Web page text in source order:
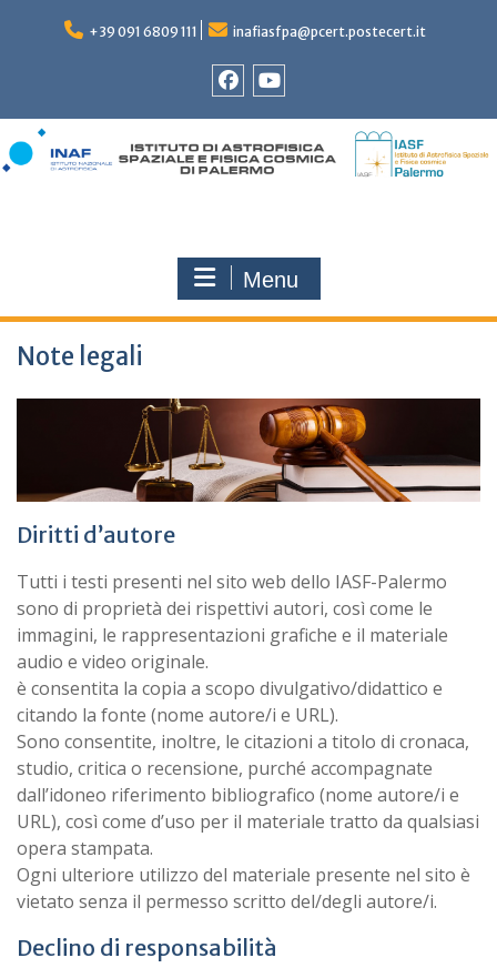
+39 091 6809 111 inafiasfpa@pcert.postecert.it
Menu
Note legali
Diritti d’autore
Tutti i testi presenti nel sito web dello IASF-Palermo
sono di proprietà dei rispettivi autori, così come le
immagini, le rappresentazioni grafiche e il materiale
audio e video originale.
è consentita la copia a scopo divulgativo/didattico e
citando la fonte (nome autore/i e URL).
Sono consentite, inoltre, le citazioni a titolo di cronaca,
studio, critica o recensione, purché accompagnate
dall’idoneo riferimento bibliografico (nome autore/i e
URL), così come d’uso per il materiale tratto da qualsiasi
opera stampata.
Ogni ulteriore utilizzo del materiale presente nel sito è
vietato senza il permesso scritto del/degli autore/i.
Declino di responsabilità